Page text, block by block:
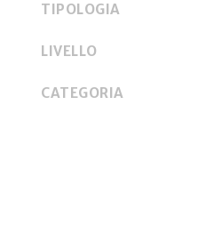
TIPOLOGIA
LIVELLO
CATEGORIA